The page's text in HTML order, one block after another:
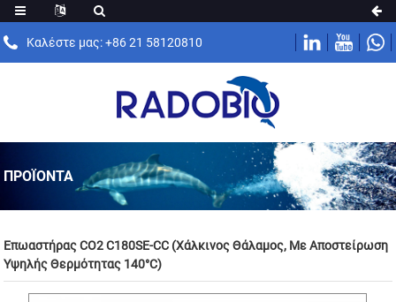
Καλέστε μας: +86 21 58120810
ΠΡΟΪΌΝΤΑ
Επωαστήρας CO2 C180SE-CC (Χάλκινος Θάλαμος, Με Αποστείρωση
Υψηλής Θερμότητας 140°C)